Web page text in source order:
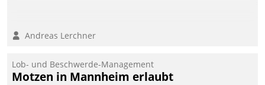
Andreas Lerchner
Lob- und Beschwerde-Management
Motzen in Mannheim erlaubt